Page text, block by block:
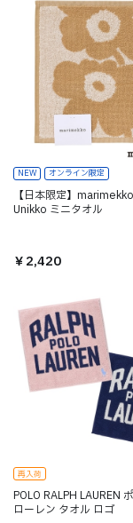
NEW オンライン限定
【日本限定】
Unikko ミニタオル
￥2,420
再入荷
POLO RALPH LAUREN
ローレン タオル ロゴ